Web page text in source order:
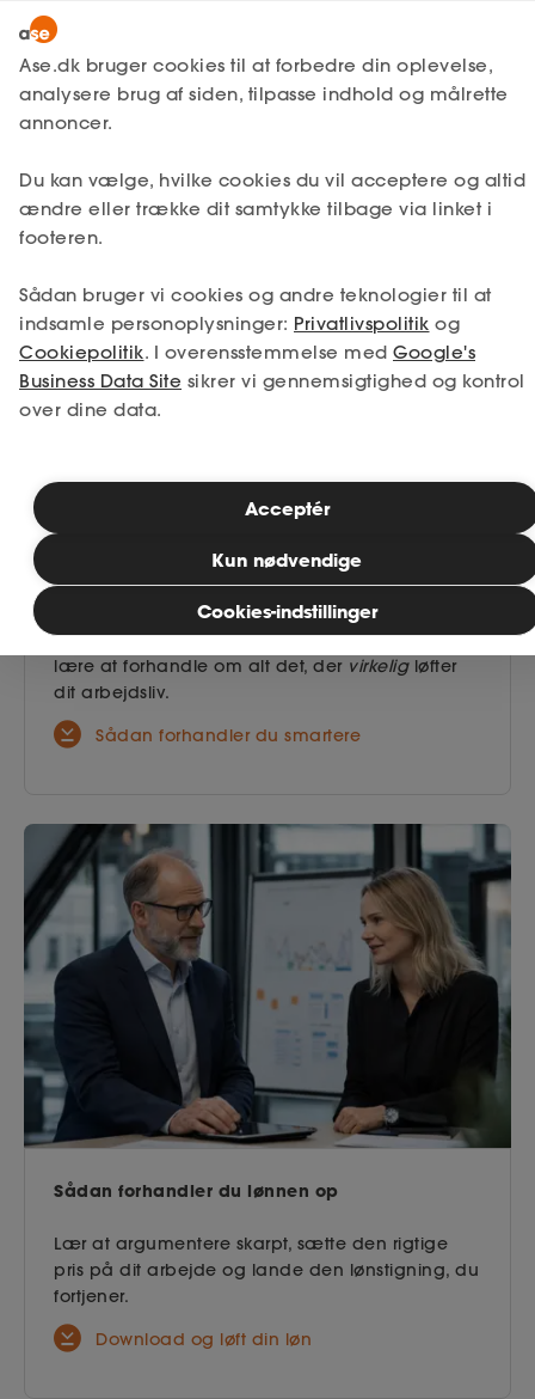
MitAse
Ase Selvstændig
Dokumenter.dk
Lønmodtager
Selvstændig
Inspiration
Kontrakttjek
Barsel
Ned i tid/op i løn?
Ase Selvstændig
Dokumenter.dk
vores guider
Når din løn er mere end penge
Tjener du allerede godt? Så er det nu, du skal
lære at forhandle om alt det, der virkeligløfter
dit arbejdsliv.
Sådan forhandler du smartere
Sådan forhandler du lønnen op
Lær at argumentere skarpt, sætte den rigtige
pris på dit arbejde og lande den lønstigning, du
fortjener.
Download og løft din løn
Ase.dk bruger cookies til at forbedre din oplevelse,
analysere brug af siden, tilpasse indhold og målrette
annoncer.
Du kan vælge, hvilke cookies du vil acceptere og altid
ændre eller trække dit samtykke tilbage via linket i
footeren.
Sådan bruger vi cookies og andre teknologier til at
indsamle personoplysninger: Privatlivspolitik og
Cookiepolitik. I overensstemmelse med Google's
Business Data Site sikrer vi gennemsigtighed og kontrol
over dine data.
Cookies-indstillinger
Kun nødvendige
Acceptér